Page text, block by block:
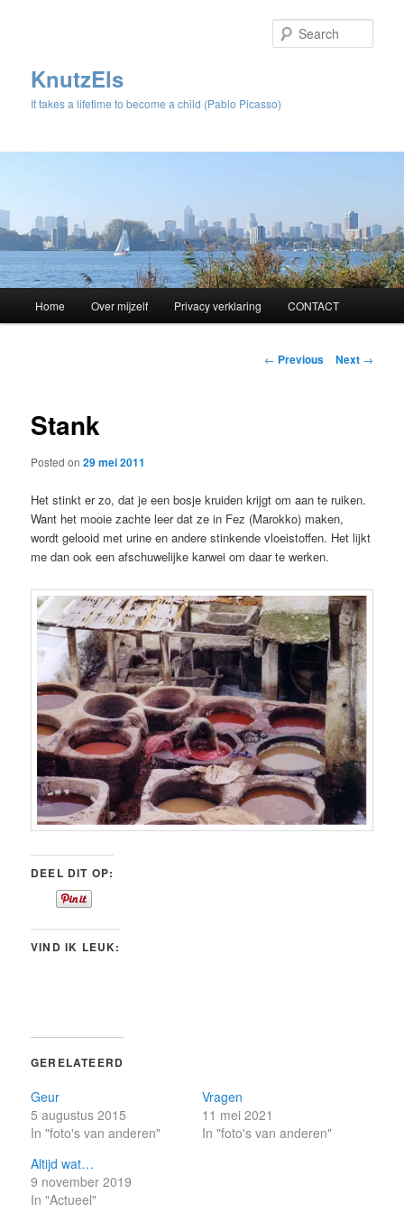
KnutzEls
It takes a lifetime to become a child (Pablo Picasso)
Skip
content
Home Over mijzelf Privacy verklaring CONTACT
Post
← Previous Next →
Stank
Posted on29 mei 2011
Het stinkt er zo, dat je een bosje kruiden krijgt om aan te ruiken.
Want het mooie zachte leer dat ze in Fez (Marokko) maken,
wordt gelooid met urine en andere stinkende vloeistoffen. Het lijkt
me dan ook een afschuwelijke karwei om daar te werken.
DEEL DIT OP:
VIND IK LEUK:
GERELATEERD
Geur
5 augustus 2015
In "foto's van anderen"
Vragen
11 mei 2021
In "foto's van anderen"
Altijd wat…
9 november 2019
In "Actueel"